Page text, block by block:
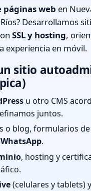
páginas web en
Desarrollamos
SSL y hosting,
experiencia en móvil.
sitio
u otro CMS
juntos.
o blog, formularios
WhatsApp.
, hosting y
(celulares y tablets)